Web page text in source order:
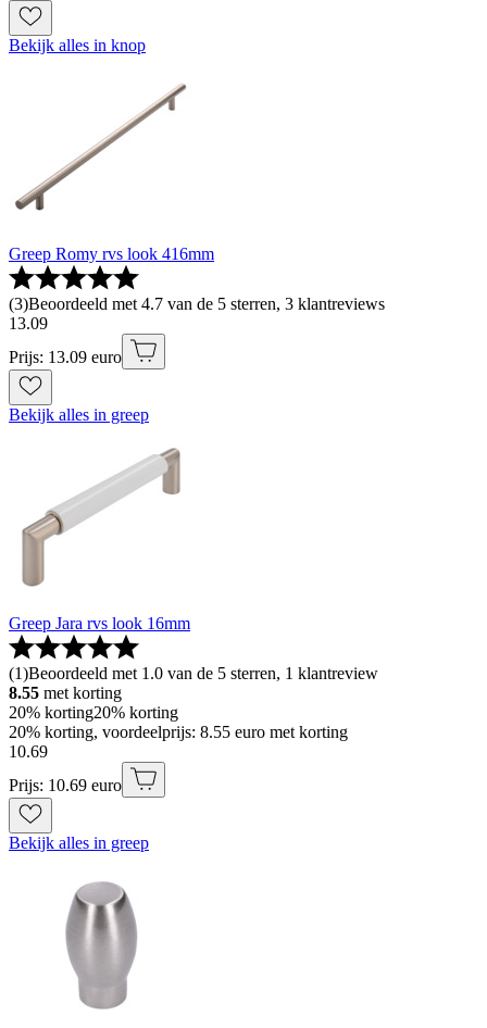
Bekijk alles in knop
Greep Romy rvs look 416mm
(3)Beoordeeld met 4.7 van de 5 sterren, 3 klantreviews
13.09
Prijs: 13.09 euro
Bekijk alles in greep
Greep Jara rvs look 16mm
(1)Beoordeeld met 1.0 van de 5 sterren, 1 klantreview
8.55 met korting
20% korting20% korting
20% korting, voordeelprijs: 8.55 euro met korting
10.69
Prijs: 10.69 euro
Bekijk alles in greep